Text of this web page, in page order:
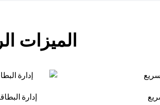
الميزات
إدارة